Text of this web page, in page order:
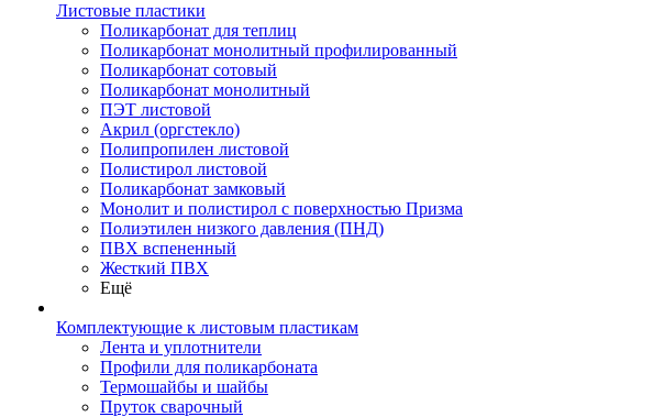
Листовые пластики
Поликарбонат для теплиц
Поликарбонат монолитный профилированный
Поликарбонат сотовый
Поликарбонат монолитный
ПЭТ листовой
Акрил (оргстекло)
Полипропилен листовой
Полистирол листовой
Поликарбонат замковый
Монолит и полистирол с поверхностью Призма
Полиэтилен низкого давления (ПНД)
ПВХ вспененный
Жесткий ПВХ
Ещё
Комплектующие к листовым пластикам
Лента и уплотнители
Профили для поликарбоната
Термошайбы и шайбы
Пруток сварочный